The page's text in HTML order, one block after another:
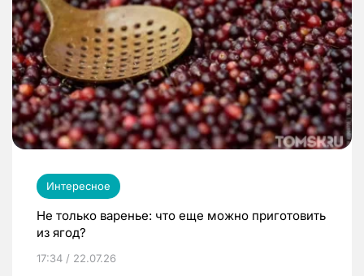
Интересное
Не только варенье: что еще можно приготовить
из ягод?
17:34 / 22.07.26